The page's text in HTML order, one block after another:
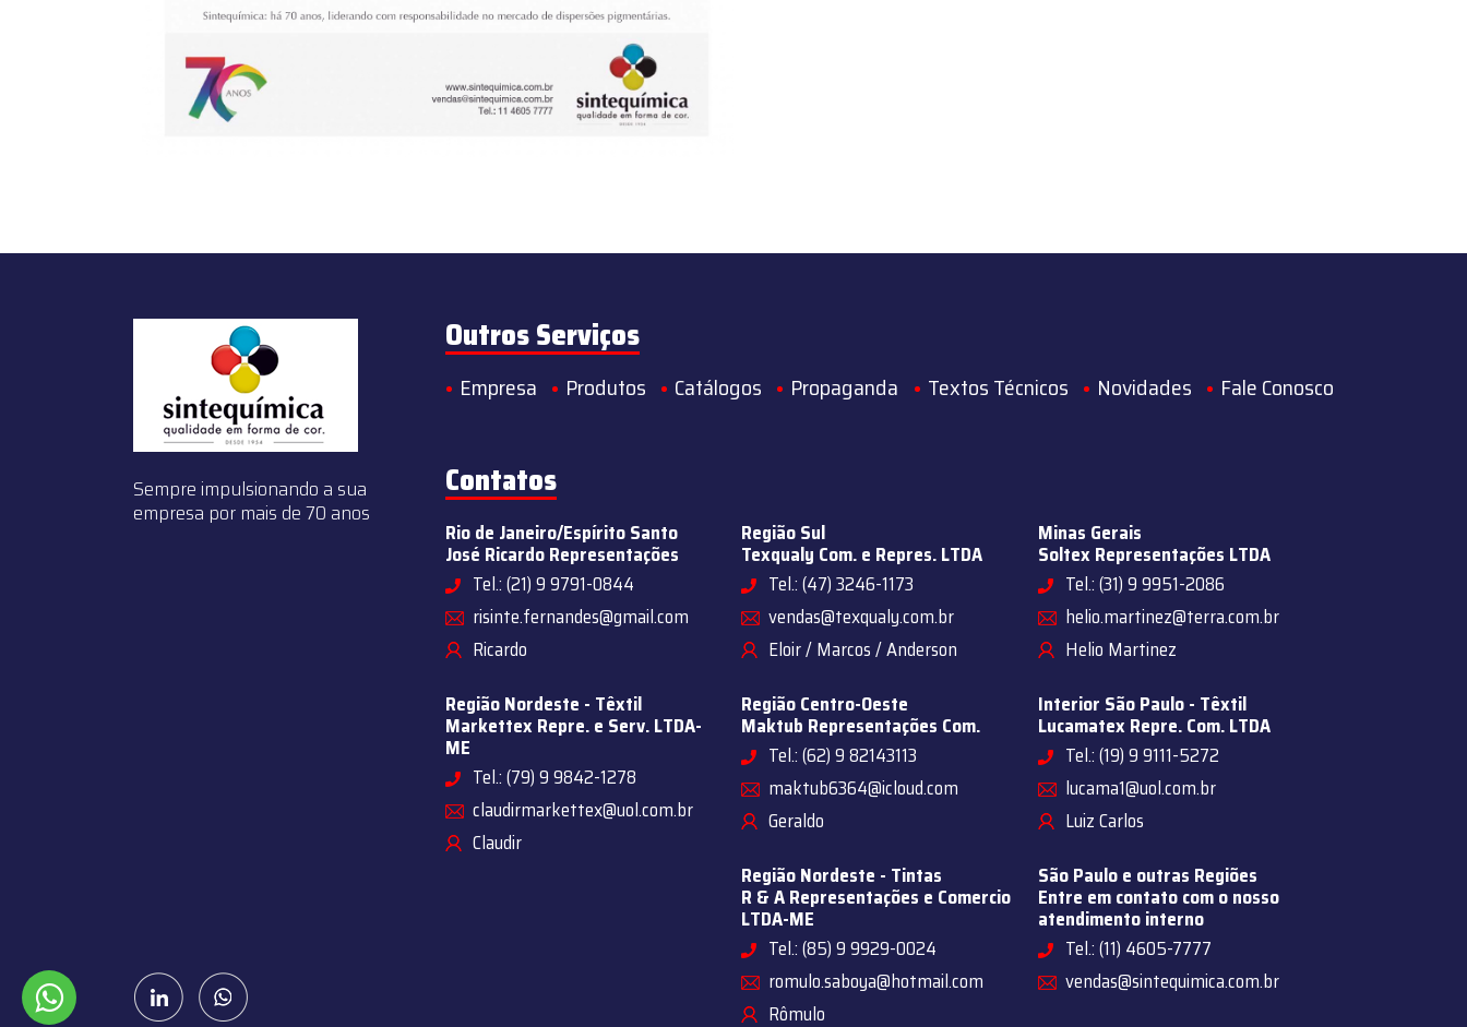
Sempre impulsionando a sua
empresa por mais de 70 anos
Outros Serviços
Empresa Produtos Catálogos Propaganda Textos Técnicos Novidades Fale Conosco
Contatos
Rio de Janeiro/Espírito Santo
José Ricardo Representações
Tel.: (21) 9 9791-0844
risinte.fernandes@gmail.com
Ricardo
Região Sul
Texqualy Com. e Repres. LTDA
Tel.: (47) 3246-1173
vendas@texqualy.com.br
Eloir / Marcos / Anderson
Minas Gerais
Soltex Representações LTDA
Tel.: (31) 9 9951-2086
helio.martinez@terra.com.br
Helio Martinez
Região Nordeste - Têxtil
Markettex Repre. e Serv. LTDA-
ME
Tel.: (79) 9 9842-1278
claudirmarkettex@uol.com.br
Claudir
Região Centro-Oeste
Maktub Representações Com.
Tel.: (62) 9 82143113
maktub6364@icloud.com
Geraldo
Interior São Paulo - Têxtil
Lucamatex Repre. Com. LTDA
Tel.: (19) 9 9111-5272
lucama1@uol.com.br
Luiz Carlos
Região Nordeste - Tintas
R & A Representações e Comercio
LTDA-ME
Tel.: (85) 9 9929-0024
romulo.saboya@hotmail.com
Rômulo
São Paulo e outras Regiões
Entre em contato com o nosso
atendimento interno
Tel.: (11) 4605-7777
vendas@sintequimica.com.br